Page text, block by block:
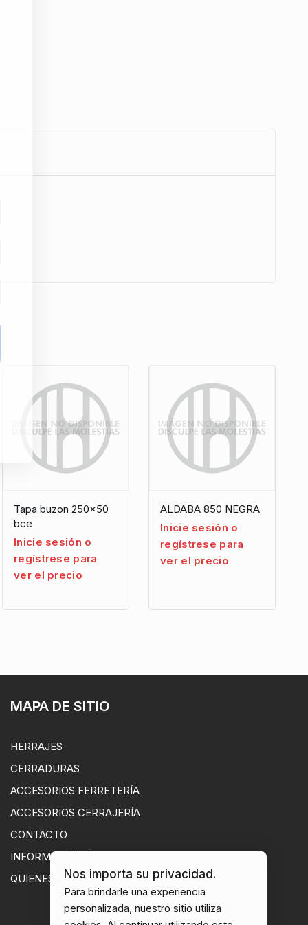
Tapa buzon 250×50
bce
Inicie sesión o
regístrese para
ver el precio
ALDABA 850 NEGRA
Inicie sesión o
regístrese para
ver el precio
MAPA DE SITIO
HERRAJES
CERRADURAS
ACCESORIOS FERRETERÍA
ACCESORIOS CERRAJERÍA
CONTACTO
INFORMACIÓN ÚTIL
QUIENES SOMOSNos importa su privacidad.
Para brindarle una experiencia
personalizada, nuestro sitio utiliza